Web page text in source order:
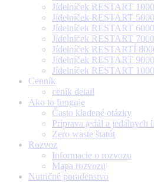
Jídelníček RESTART
Jídelníček RESTART
Jídelníček RESTART
Jídelníček RESTART
Jídelníček RESTARTÍ
Jídelníček RESTART
Jídelníček RESTART
Cenník
ceník detail
Ako to funguje
Často kladené otázky
Príprava jedál a jedálnych
Zero waste štatút
Rozvoz
Informacie o rozvozu
Mapa rozvozu
Nutričné poradenstvo